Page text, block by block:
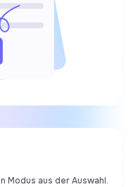
Modus aus der Auswahl.